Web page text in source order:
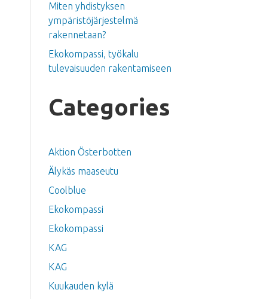
Miten yhdistyksen
ympäristöjärjestelmä
rakennetaan?
Ekokompassi, työkalu
tulevaisuuden rakentamiseen
Categories
Aktion Österbotten
Älykäs maaseutu
Coolblue
Ekokompassi
Ekokompassi
KAG
KAG
Kuukauden kylä